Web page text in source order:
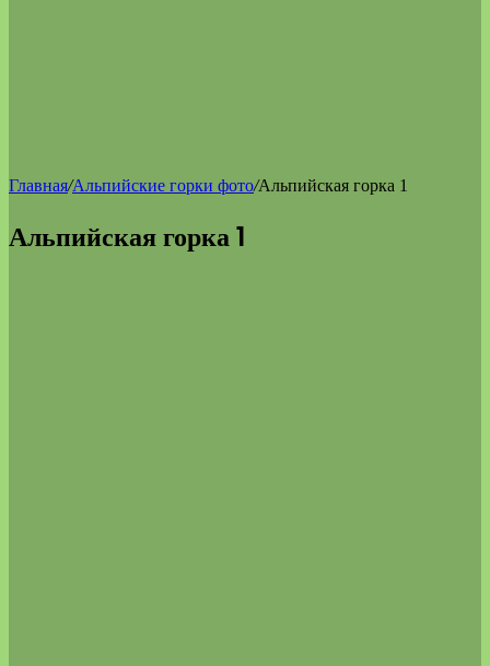
Главная/Альпийские горки фото/Альпийская горка 1
Альпийская горка 1